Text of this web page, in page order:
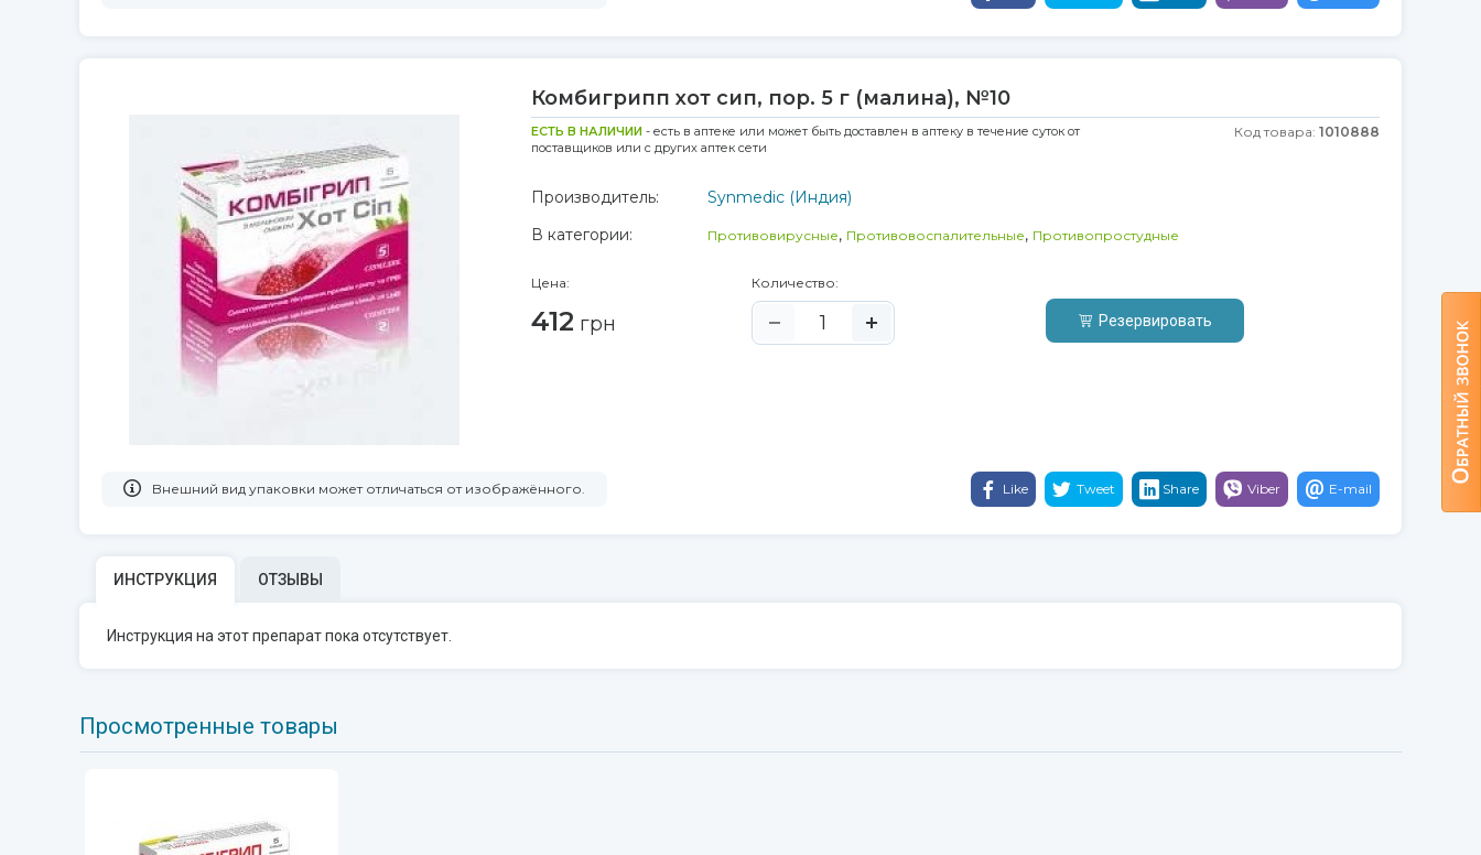
Комбигрипп хот сип, пор. 5 г (малина), №10
ЕСТЬ В НАЛИЧИИ - есть в аптеке или может быть доставлен в аптеку в течение суток от
поставщиков или с других аптек сети
Код товара: 1010888
Производитель:
Synmedic (Индия)
В категории:
Противовирусные, Противовоспалительные, Противопростудные
Цена:
412 грн
Количество:
Резервировать
Bнешний вид упаковки может отличаться от изображённого. Like Tweet Share Viber E-mail
ИНСТРУКЦИЯ ОТЗЫВЫ
Инструкция на этот препарат пока отсутствует.
Просмотренные товары